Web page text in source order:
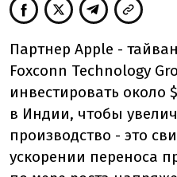
Партнер Apple -
Foxconn Technology
инвестировать около
в Индии, чтобы
производство - это
ускорении переноса